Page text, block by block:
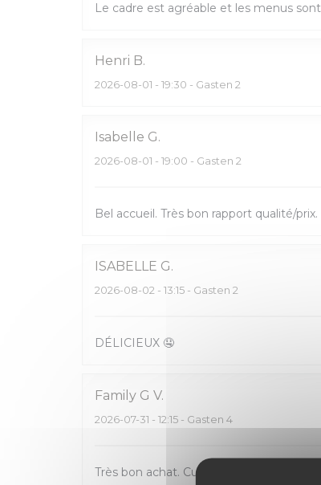
Le cadre est agréable et les menus
Henri B
2026-08-01 - 19:30 - Gasten 2
Isabelle G
2026-08-01 - 19:00 - Gasten 2
Bel accueil. Très bon rapport qualité/prix.
ISABELLE G
2026-08-02 - 13:15 - Gasten 2
DÉLICIEUX 🤤
Family G V
2026-07-31 - 12:15 - Gasten 4
Très bon achat. Cuisine maison de